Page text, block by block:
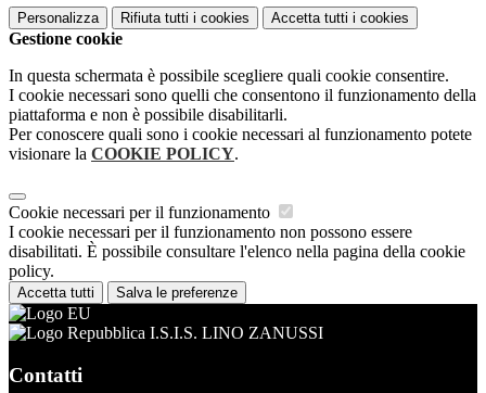
Personalizza Rifiuta tutti i cookies Accetta tutti i cookies
Gestione cookie
In questa schermata è possibile scegliere quali cookie consentire.
I cookie necessari sono quelli che consentono il funzionamento della
piattaforma e non è possibile disabilitarli.
Per conoscere quali sono i cookie necessari al funzionamento potete
visionare la COOKIE POLICY.
Cookie necessari per il funzionamento
I cookie necessari per il funzionamento non possono essere
disabilitati. È possibile consultare l'elenco nella pagina della cookie
policy.
Accetta tutti Salva le preferenze
I.S.I.S. LINO ZANUSSI
Contatti